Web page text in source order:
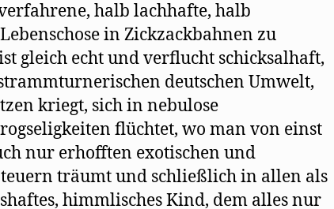
halb lachhafte, halb
in Zickzackbahnen zu
gleich echt und verflucht schicksalhaft,
deutschen Umwelt,
kriegt, sich in nebulose
flüchtet, wo man von einst
nur erhofften exotischen und
träumt und schließlich in allen als
himmlisches Kind, dem alles nur